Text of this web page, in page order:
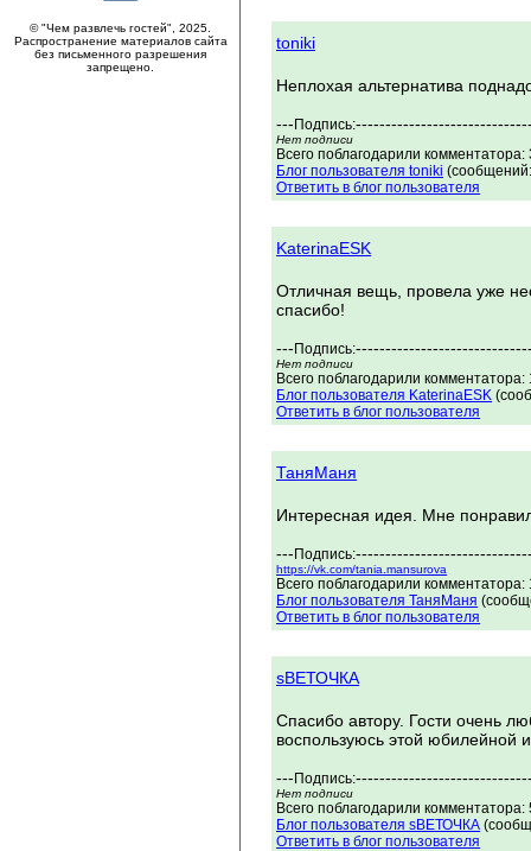
© "Чем развлечь гостей", 2025.
Распространение материалов сайта
без письменного разрешения
запрещено.
toniki
Неплохая альтернатива
--- Подпись:
Нет подписи
Всего поблагодарили
Блог пользователя toniki
Ответить в блог пользователя
KaterinaESK
Отличная вещь, провела уже
спасибо!
--- Подпись:
Нет подписи
Всего поблагодарили
Блог пользователя KaterinaESK
Ответить в блог пользователя
ТаняМаня
Интересная идея. Мне
--- Подпись:
https://vk.com/tania.mansurova
Всего поблагодарили
Блог пользователя ТаняМаня
Ответить в блог пользователя
sВЕТОЧКА
Спасибо автору. Гости очень
воспользуюсь этой юбилейной
--- Подпись:
Нет подписи
Всего поблагодарили
Блог пользователя sВЕТОЧКА
Ответить в блог пользователя